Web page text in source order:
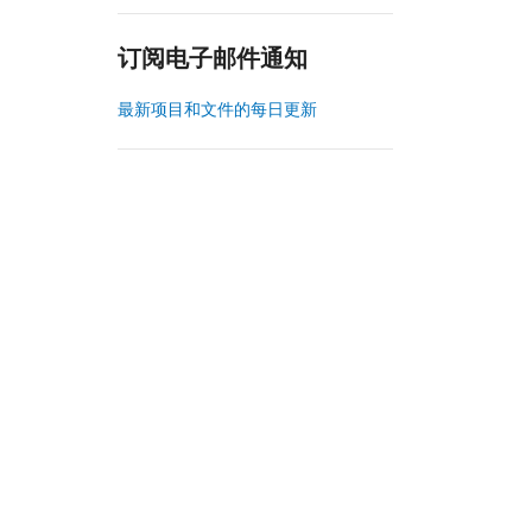
订阅电子邮件通知
最新项目和文件的每日更新